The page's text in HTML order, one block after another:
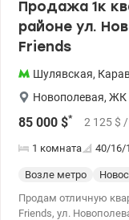
Продажа 1к
районе ул.
Friends
Шулявская,
Новополевая, ЖК
85 000 $* 2 125 $
1 комната 40/16/
Возле метро
Продам отличную
Friends, ул.